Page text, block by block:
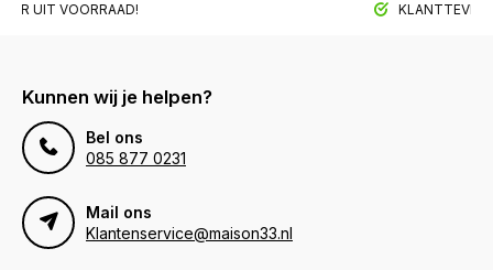
UIT VOORRAAD!
Kunnen wij je helpen?
Bel ons
085 877 0231
Mail ons
Klantenservice@maison33.nl